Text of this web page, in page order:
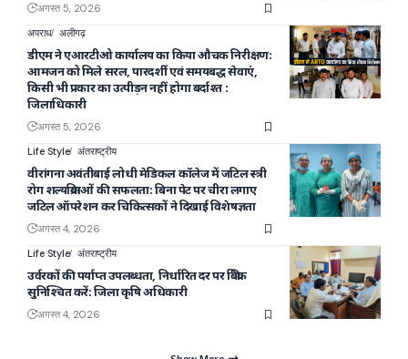
अगस्त 5, 2026
अपराध अलीगढ़
डीएम ने एआरटीओ कार्यालय का किया औचक निरीक्षण:
आमजन को मिले सरल, पारदर्शी एवं समयबद्ध सेवाएं,
किसी भी प्रकार का उत्पीड़न नहीं होगा बर्दाश्त :
जिलाधिकारी
अगस्त 5, 2026
Life Style अंतराष्ट्रीय
वीरांगना अवंतीबाई लोधी मेडिकल कॉलेज में जटिल स्त्री
रोग शल्यक्रियाओं की सफलता: बिना पेट पर चीरा लगाए
जटिल ऑपरेशन कर चिकित्सकों ने दिखाई विशेषज्ञता
अगस्त 4, 2026
Life Style अंतराष्ट्रीय
उर्वरकों की पर्याप्त उपलब्धता, निर्धारित दर पर बिक्री
सुनिश्चित करें: जिला कृषि अधिकारी
अगस्त 4, 2026